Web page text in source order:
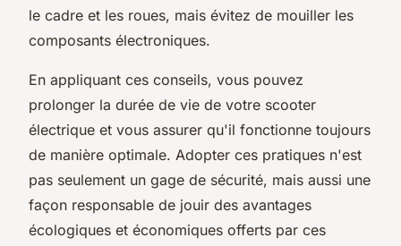
le cadre et les roues, mais évitez de mouiller les
composants électroniques.
En appliquant ces conseils, vous pouvez
prolonger la durée de vie de votre scooter
électrique et vous assurer qu'il fonctionne toujours
de manière optimale. Adopter ces pratiques n'est
pas seulement un gage de sécurité, mais aussi une
façon responsable de jouir des avantages
écologiques et économiques offerts par ces